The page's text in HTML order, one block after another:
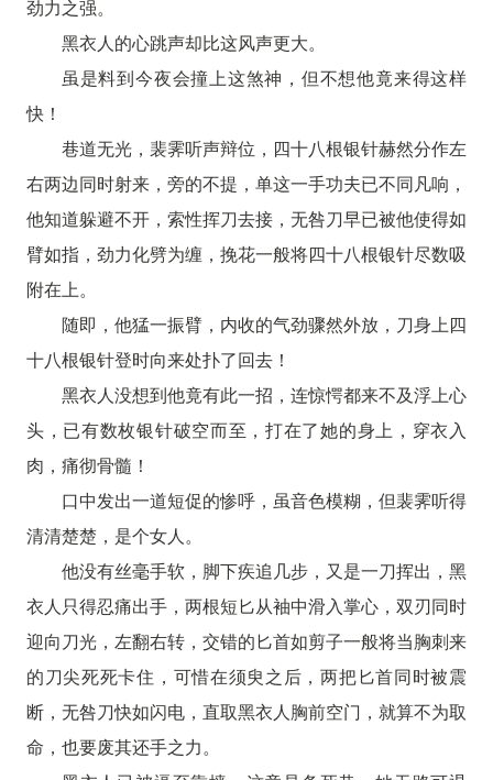
劲力之强。
黑衣人的心跳声却比这风声更大。
虽是料到今夜会撞上这煞神，但不想他竟来得这样
快！
巷道无光，裴霁听声辩位，四十八根银针赫然分作左
右两边同时射来，旁的不提，单这一手功夫已不同凡响，
他知道躲避不开，索性挥刀去接，无咎刀早已被他使得如
臂如指，劲力化劈为缠，挽花一般将四十八根银针尽数吸
附在上。
随即，他猛一振臂，内收的气劲骤然外放，刀身上四
十八根银针登时向来处扑了回去！
黑衣人没想到他竟有此一招，连惊愕都来不及浮上心
头，已有数枚银针破空而至，打在了她的身上，穿衣入
肉，痛彻骨髓！
口中发出一道短促的惨呼，虽音色模糊，但裴霁听得
清清楚楚，是个女人。
他没有丝毫手软，脚下疾追几步，又是一刀挥出，黑
衣人只得忍痛出手，两根短匕从袖中滑入掌心，双刃同时
迎向刀光，左翻右转，交错的匕首如剪子一般将当胸刺来
的刀尖死死卡住，可惜在须臾之后，两把匕首同时被震
断，无咎刀快如闪电，直取黑衣人胸前空门，就算不为取
命，也要废其还手之力。